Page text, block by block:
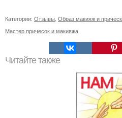
Категории: Отзывы Образ макияж и
Мастер причесок и макияжа
Читайте также